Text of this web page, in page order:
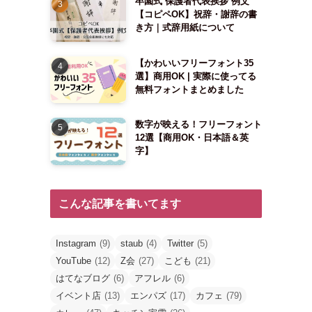
【コピペOK】祝辞・謝辞の書
き方｜式辞用紙について
【かわいいフリーフォント35
選】商用OK | 実際に使ってる
無料フォントまとめました
数字が映える！フリーフォント
12選【商用OK・日本語＆英
字】
こんな記事を書いてます
Instagram (9) staub (4) Twitter (5)
YouTube (12) Z会 (27) こども (21)
はてなブログ (6) アフレル (6)
イベント店 (13) エンパズ (17) カフェ (79)